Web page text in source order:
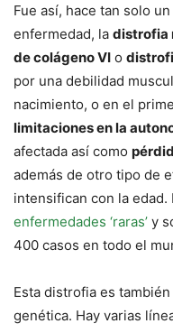
Fue así, hace tan solo
enfermedad, la distrofia
de colágeno VI o
por una debilidad
nacimiento, o en el
limitaciones en la
afectada así como
además de otro tipo de
intensifican con la edad.
enfermedades ‘raras’ y
400 casos en todo el
Esta distrofia es
genética. Hay varias